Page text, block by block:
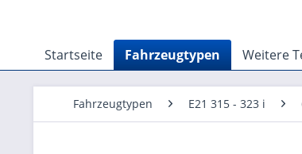
Startseite Fahrzeugtypen Weitere
Fahrzeugtypen E21 315 - 323 i